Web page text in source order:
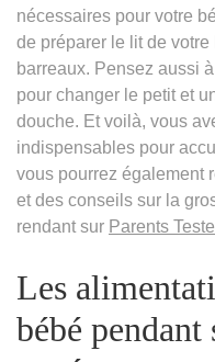
nécessaires pour votre
de préparer le lit de
barreaux. Pensez aussi
pour changer le petit et
douche. Et voilà, vous
indispensables pour
vous pourrez également
et des conseils sur la
rendant sur Parents
Les
bébé pendant